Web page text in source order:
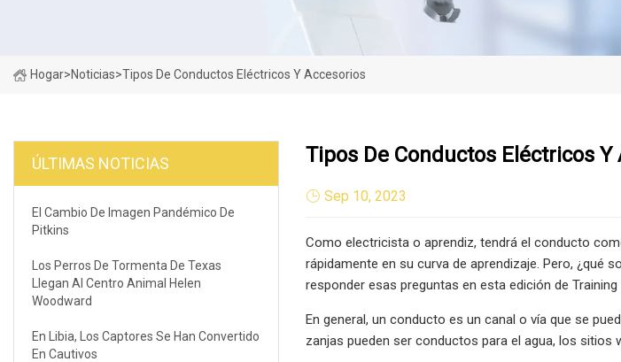
Hogar>Noticias>Tipos De Conductos Eléctricos Y Accesorios
ÚLTIMAS NOTICIAS
El Cambio De Imagen Pandémico De
Pitkins
Los Perros De Tormenta De Texas
Llegan Al Centro Animal Helen
Woodward
En Libia, Los Captores Se Han Convertido
En Cautivos
Tipos De Conductos Eléctricos Y
Sep 10, 2023
Como electricista o aprendiz, tendrá el conducto
rápidamente en su curva de aprendizaje. Pero,
responder esas preguntas en esta edición de Training
En general, un conducto es un canal o vía que se
zanjas pueden ser conductos para el agua, los sitios